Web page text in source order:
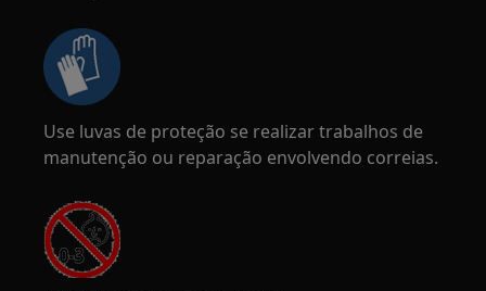
Use luvas de proteção se realizar trabalhos de
manutenção ou reparação envolvendo correias.